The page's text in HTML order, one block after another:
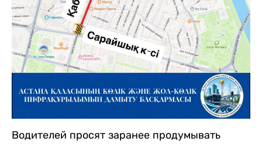
Водителей просят заранее продумывать